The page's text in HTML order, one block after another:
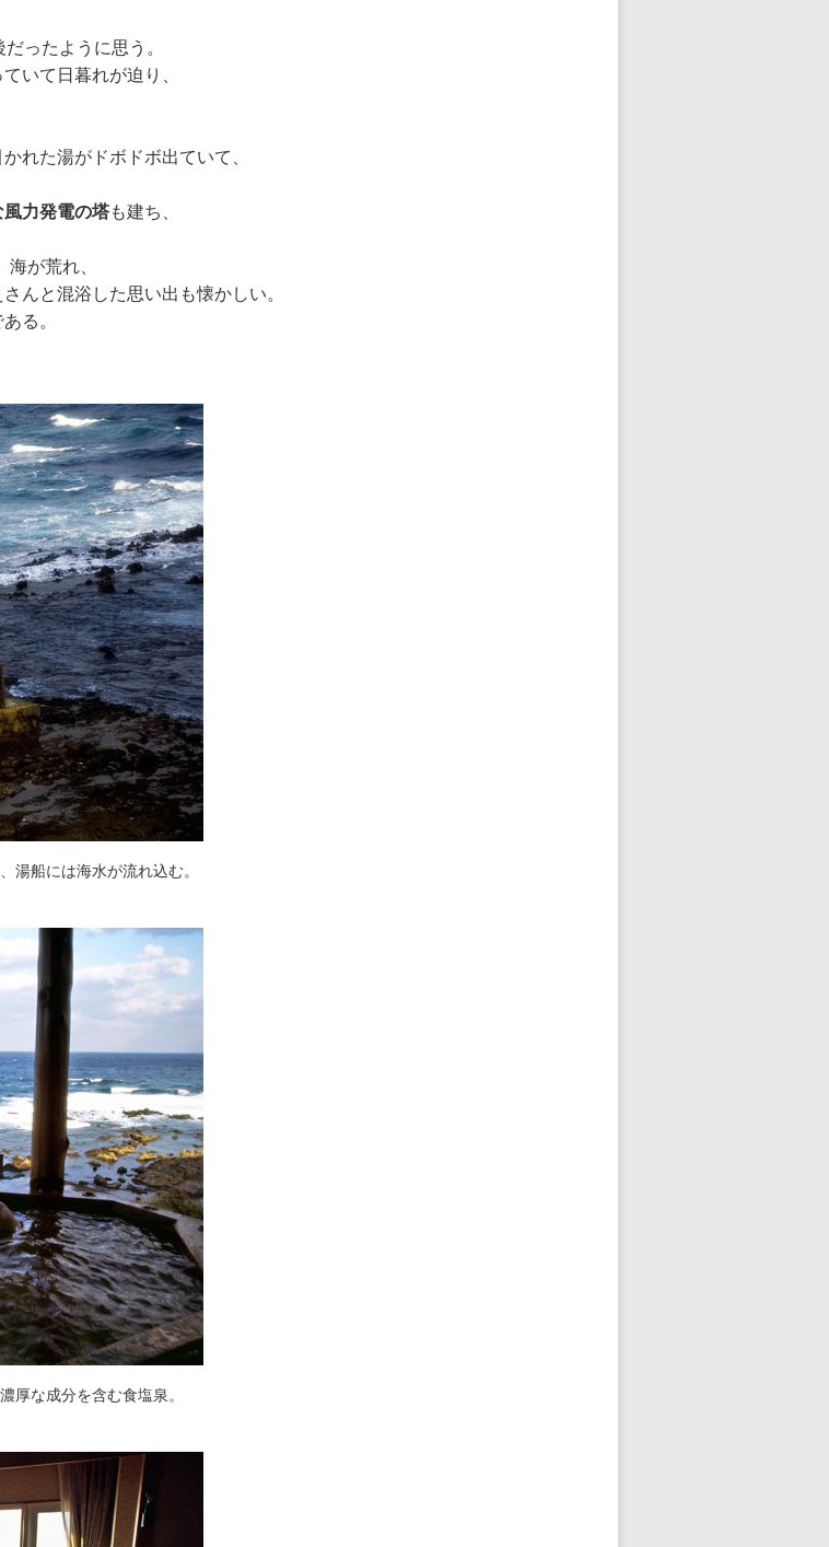
ったように思う。
いて日暮れが迫り、
れた湯がドボドボ出ていて、
力発電の塔も建ち、
が荒れ、
んと混浴した思い出も懐かしい。
る。
湯船には海水が流れ込む。
厚な成分を含む食塩泉。